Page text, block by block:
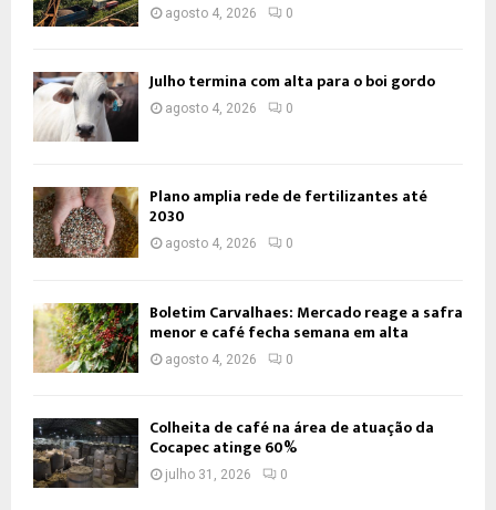
agosto 4, 2026 0
Julho termina com alta para o boi gordo
agosto 4, 2026 0
Plano amplia rede de fertilizantes até
2030
agosto 4, 2026 0
Boletim Carvalhaes: Mercado reage a safra
menor e café fecha semana em alta
agosto 4, 2026 0
Colheita de café na área de atuação da
Cocapec atinge 60%
julho 31, 2026 0